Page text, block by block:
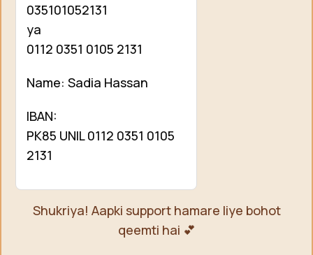
035101052131
ya
0112 0351 0105 2131
Name: Sadia Hassan
IBAN:
PK85 UNIL 0112 0351 0105
2131
Shukriya! Aapki support hamare liye bohot
qeemti hai 💕